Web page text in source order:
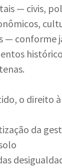
— civis,
— conforme
o direito
da